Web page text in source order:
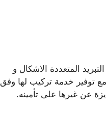
المتعددة الاشكال و
توفير خدمة تركيب لها وفق
عن غيرها على تأمينه.